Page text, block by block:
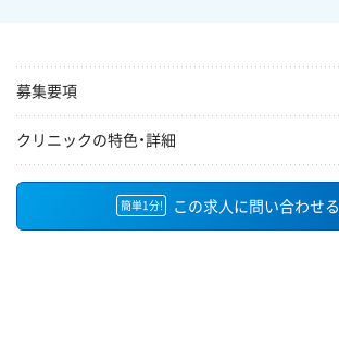
募集要項
クリニックの特色・詳細
簡単1分! この求人に問い合わせる